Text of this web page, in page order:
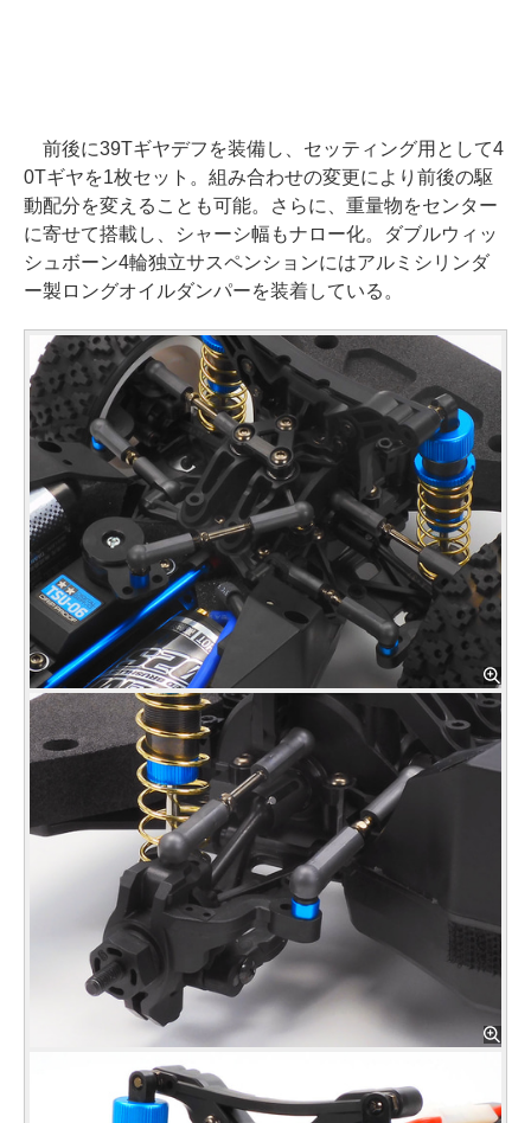
前後に39Tギヤデフを装備し、セッティング用として4
0Tギヤを1枚セット。組み合わせの変更により前後の駆
動配分を変えることも可能。さらに、重量物をセンター
に寄せて搭載し、シャーシ幅もナロー化。ダブルウィッ
シュボーン4輪独立サスペンションにはアルミシリンダ
ー製ロングオイルダンパーを装着している。